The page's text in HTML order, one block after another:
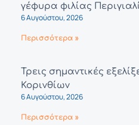
γέφυρα φιλίας
6 Αυγούστου, 2026
Περισσότερα »
Τρεις σημαντικές
Κορινθίων
6 Αυγούστου, 2026
Περισσότερα »